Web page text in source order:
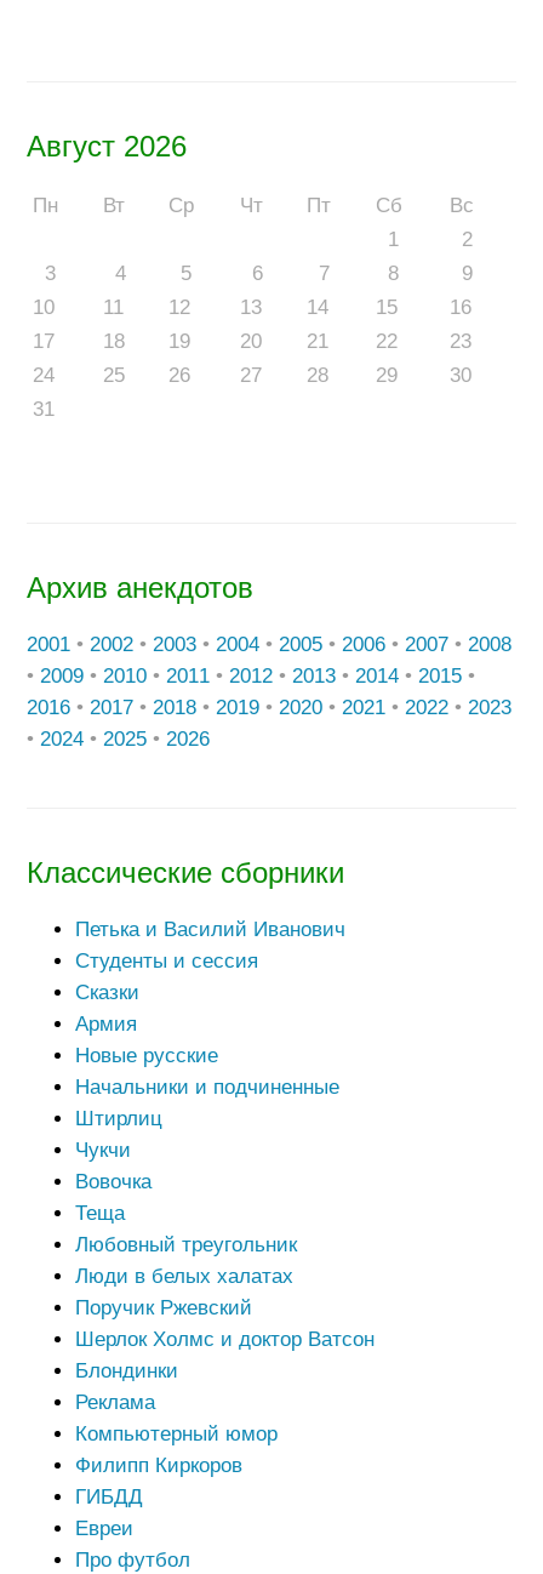
Август 2026
Пн Вт Ср Чт Пт Сб
Вс
1
2
3
4 5 6 7 8
9
10
11 12 13 14 15
16
17
18 19 20 21 22
23
24
25 26 27 28 29
30
31
Архив анекдотов
2001 • 2002 • 2003 • 2004 • 2005 • 2006 • 2007 • 2008
• 2009 • 2010 • 2011 • 2012 • 2013 • 2014 • 2015 •
2016 • 2017 • 2018 • 2019 • 2020 • 2021 • 2022 • 2023
• 2024 • 2025 • 2026
Классические сборники
Петька и Василий Иванович
Студенты и сессия
Сказки
Армия
Новые русские
Начальники и подчиненные
Штирлиц
Чукчи
Вовочка
Теща
Любовный треугольник
Люди в белых халатах
Поручик Ржевский
Шерлок Холмс и доктор Ватсон
Блондинки
Реклама
Компьютерный юмор
Филипп Киркоров
ГИБДД
Евреи
Про футбол